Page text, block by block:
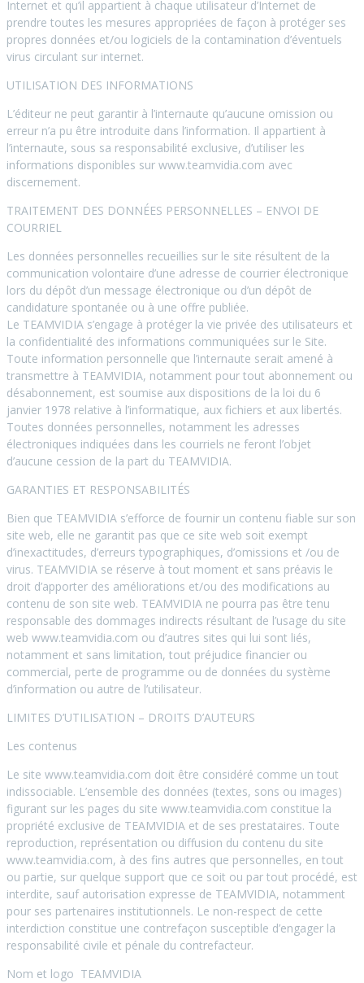
Internet et qu’il appartient à chaque utilisateur d’Internet de
prendre toutes les mesures appropriées de façon à protéger ses
propres données et/ou logiciels de la contamination d’éventuels
virus circulant sur internet.
UTILISATION DES INFORMATIONS
L’éditeur ne peut garantir à l’internaute qu’aucune omission ou
erreur n’a pu être introduite dans l’information. Il appartient à
l’internaute, sous sa responsabilité exclusive, d’utiliser les
informations disponibles sur www.teamvidia.com avec
discernement.
TRAITEMENT DES DONNÉES PERSONNELLES – ENVOI DE
COURRIEL
Les données personnelles recueillies sur le site résultent de la
communication volontaire d’une adresse de courrier électronique
lors du dépôt d’un message électronique ou d’un dépôt de
candidature spontanée ou à une offre publiée.
Le TEAMVIDIA s’engage à protéger la vie privée des utilisateurs et
la confidentialité des informations communiquées sur le Site.
Toute information personnelle que l’internaute serait amené à
transmettre à TEAMVIDIA, notamment pour tout abonnement ou
désabonnement, est soumise aux dispositions de la loi du 6
janvier 1978 relative à l’informatique, aux fichiers et aux libertés.
Toutes données personnelles, notamment les adresses
électroniques indiquées dans les courriels ne feront l’objet
d’aucune cession de la part du TEAMVIDIA.
GARANTIES ET RESPONSABILITÉS
Bien que TEAMVIDIA s’efforce de fournir un contenu fiable sur son
site web, elle ne garantit pas que ce site web soit exempt
d’inexactitudes, d’erreurs typographiques, d’omissions et /ou de
virus. TEAMVIDIA se réserve à tout moment et sans préavis le
droit d’apporter des améliorations et/ou des modifications au
contenu de son site web. TEAMVIDIA ne pourra pas être tenu
responsable des dommages indirects résultant de l’usage du site
web www.teamvidia.com ou d’autres sites qui lui sont liés,
notamment et sans limitation, tout préjudice financier ou
commercial, perte de programme ou de données du système
d’information ou autre de l’utilisateur.
LIMITES D’UTILISATION – DROITS D’AUTEURS
Les contenus
Le site www.teamvidia.com doit être considéré comme un tout
indissociable. L’ensemble des données (textes, sons ou images)
figurant sur les pages du site www.teamvidia.com constitue la
propriété exclusive de TEAMVIDIA et de ses prestataires. Toute
reproduction, représentation ou diffusion du contenu du site
www.teamvidia.com, à des fins autres que personnelles, en tout
ou partie, sur quelque support que ce soit ou par tout procédé, est
interdite, sauf autorisation expresse de TEAMVIDIA, notamment
pour ses partenaires institutionnels. Le non-respect de cette
interdiction constitue une contrefaçon susceptible d’engager la
responsabilité civile et pénale du contrefacteur.
Nom et logo TEAMVIDIA